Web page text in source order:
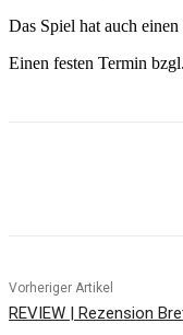
Das Spiel hat auch
Einen festen Termin
Vorheriger Artikel
REVIEW | Rezension